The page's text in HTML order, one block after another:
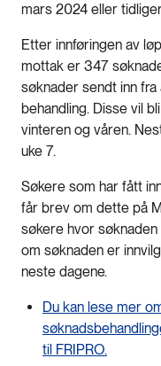
mars 2024 eller
Etter innføringen av
mottak er 347
søknader sendt inn
behandling. Disse vil
vinteren og våren.
uke 7.
Søkere som har fått
får brev om dette på
søkere hvor
om søknaden er
neste dagene.
Du kan lese mer
til FRIPRO.